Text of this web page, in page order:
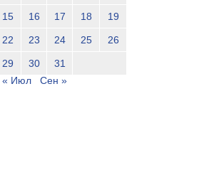
15 16 17 18 19
22 23 24 25 26
29 30
31
« Июл
Сен »